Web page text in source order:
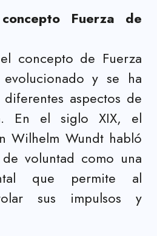
Fuerza de
concepto de Fuerza
y se ha
aspectos de
En el siglo XIX, el
Wilhelm Wundt habló
voluntad como una
que permite al
sus impulsos y